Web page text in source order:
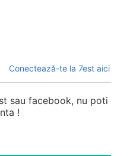
Conectează-te la 7est aici
sau facebook, nu poti
!